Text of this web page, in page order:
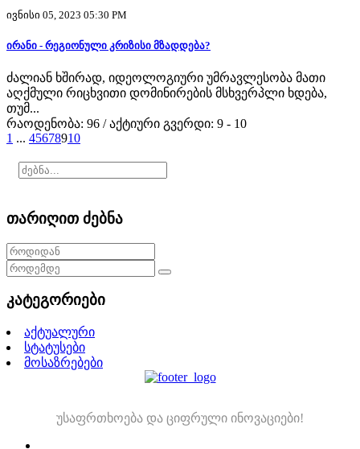
ივნისი 05, 2023 05:30 PM
ირანი - რეგიონული კრიზისი მზადდება?
ძალიან ხშირად, იდეოლოგიური უმრავლესობა მათი
აღქმული რიცხვითი დომინირების მსხვერპლი ხდება,
თუმ...
რაოდენობა: 96 / აქტიური გვერდი: 9 - 10
1 ... 45678910
თარიღით ძებნა
კატეგორიები
აქტუალური
სტატუსები
მოსაზრებები
უსაფრთხოება და ციფრული ინოვაციები!